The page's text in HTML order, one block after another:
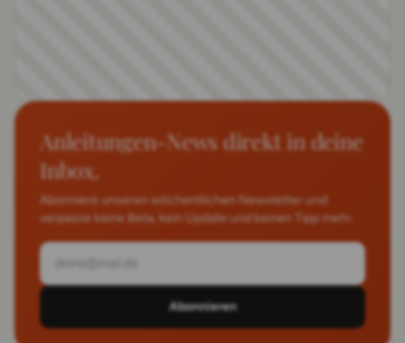
Anleitungen-News direkt in deine
Inbox.
Abonniere unseren wöchentlichen Newsletter und
verpasse keine Beta, kein Update und keinen Tipp mehr.
Abonnieren